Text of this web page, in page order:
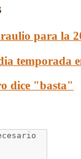
para la
temporada
dice "basta"